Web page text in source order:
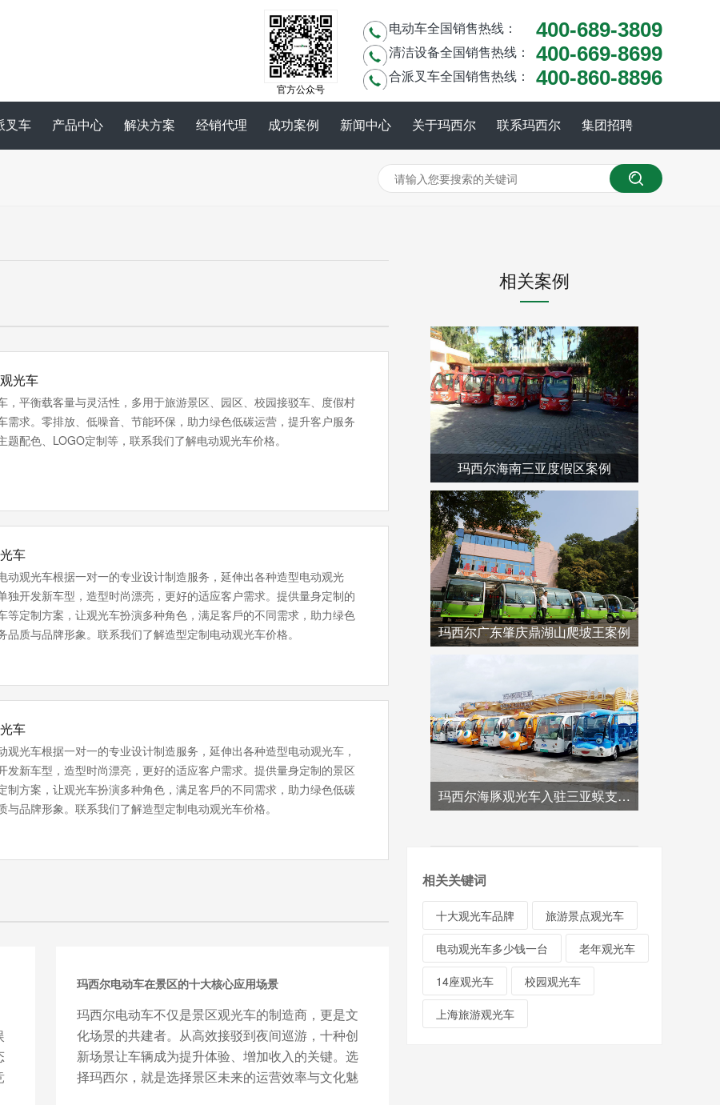
电动车全国销售热线： 400-689-3809
清洁设备全国销售热线： 400-669-8699
合派叉车全国销售热线： 400-860-8896
官方公众号
叉车 产品中心 解决方案 经销代理 成功案例 新闻中心 关于玛西尔 联系玛西尔 集团招聘
光车
，平衡载客量与灵活性，多用于旅游景区、园区、校园接驳车、度假村
需求。零排放、低噪音、节能环保，助力绿色低碳运营，提升客户服务
题配色、LOGO定制等，联系我们了解电动观光车价格。
车
动观光车根据一对一的专业设计制造服务，延伸出各种造型电动观光
独开发新车型，造型时尚漂亮，更好的适应客户需求。提供量⾝定制的
等定制方案，让观光车扮演多种角色，满⾜客⼾的不同需求，助力绿色
品质与品牌形象。联系我们了解造型定制电动观光车价格。
车
观光车根据一对一的专业设计制造服务，延伸出各种造型电动观光车，
发新车型，造型时尚漂亮，更好的适应客户需求。提供量⾝定制的景区
制方案，让观光车扮演多种角色，满⾜客⼾的不同需求，助力绿色低碳
与品牌形象。联系我们了解造型定制电动观光车价格。
玛西尔电动车在景区的十大核心应用场景
玛西尔电动车不仅是景区观光车的制造商，更是文
化场景的共建者。从高效接驳到夜间巡游，十种创
新场景让车辆成为提升体验、增加收入的关键。选
择玛西尔，就是选择景区未来的运营效率与文化魅
相关案例
玛西尔海南三亚度假区案例
玛西尔广东肇庆鼎湖山爬坡王案例
玛西尔海豚观光车入驻三亚蜈支洲岛案例
相关关键词
十大观光车品牌 旅游景点观光车
电动观光车多少钱一台 老年观光车
14座观光车 校园观光车
上海旅游观光车